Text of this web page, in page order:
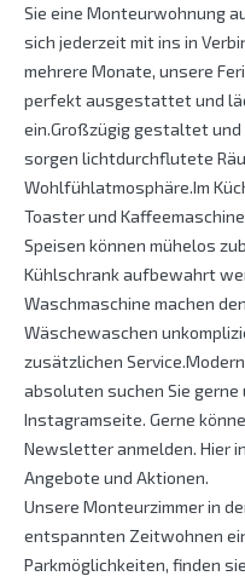
Sie eine Monteurwohnung
sich jederzeit mit ins in
mehrere Monate, unsere
perfekt ausgestattet und
ein.Großzügig gestaltet
sorgen lichtdurchflutete
Wohlfühlatmosphäre.Im
Toaster und
Speisen können mühelos
Kühlschrank aufbewahrt
Waschmaschine machen
Wäschewaschen
zusätzlichen
absoluten suchen Sie gerne
Instagramseite. Gerne
Newsletter anmelden. Hier
Angebote und Aktionen.
Unsere Monteurzimmer in
entspannten Zeitwohnen
Parkmöglichkeiten, finden